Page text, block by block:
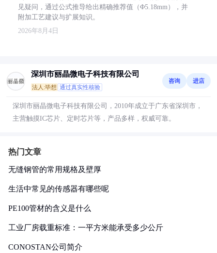
见疑问，通过公式推导给出精确推荐值（Φ5.18mm），并
附加工艺建议与扩展知识。
2026年8月4日
深圳市丽晶微电子科技有限公司
法人:毕想 通过真实性核验
咨询 进店
深圳市丽晶微电子科技有限公司，2010年成立于广东省深圳市，
主营触摸IC芯片、定时芯片等，产品多样，权威可靠。
热门文章
无缝钢管的常用规格及壁厚
生活中常见的传感器有哪些呢
PE100管材的含义是什么
工业厂房载重标准：一平方米能承受多少公斤
CONOSTAN公司简介